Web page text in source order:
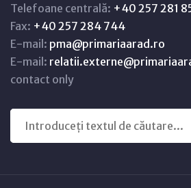
Telefoane centrală: +40 257 281
Fax: +40 257 284 744
E-mail: pma@primariaarad.ro
E-mail:
contact only